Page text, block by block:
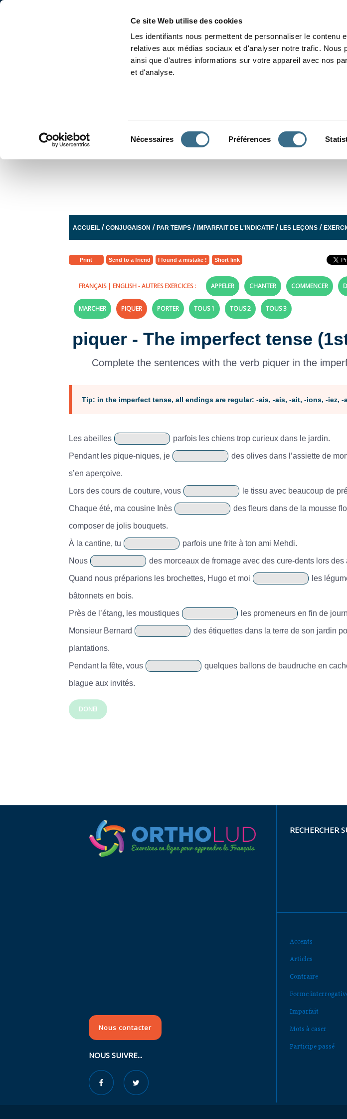
Ce site Web utilise des cookies
Les identifiants nous permettent de personnaliser le contenu
relatives aux médias sociaux et d'analyser notre trafic. Nous
ainsi que d'autres informations sur votre appareil avec nos
et d'analyse.
Nécessaires Préférences
ACCUEIL /CONJUGAISON /PAR TEMPS / IMPARFAIT DE L'INDICATIF /LES LEÇONS /
Print Send to a friend I found a mistake ! Short link
FRANÇAIS| ENGLISH- AUTRES EXERCICES : APPELER CHANTER COMMENCER
MARCHER PIQUER PORTER TOUS 1 TOUS 2 TOUS 3
piquer - The imperfect tense
Complete the sentences with the verb piquer in the
Tip: in the imperfect tense, all endings are regular: -ais, -ais, -ait, -ions, -iez, -
Les abeilles parfois les chiens trop curieux dans le jardin.
Pendant les pique-niques, je des olives dans l’assiette de
s’en aperçoive.
Lors des cours de couture, vous le tissu avec beaucoup de
Chaque été, ma cousine Inès des fleurs dans de la mousse
composer de jolis bouquets.
À la cantine, tu parfois une frite à ton ami Mehdi.
Nous des morceaux de fromage avec des cure-dents lors des
Quand nous préparions les brochettes, Hugo et moi les
bâtonnets en bois.
Près de l’étang, les moustiques les promeneurs en fin de
Monsieur Bernard des étiquettes dans la terre de son jardin
plantations.
Pendant la fête, vous quelques ballons de baudruche en
blague aux invités.
DONE!
Nous contacter
NOUS SUIVRE...
RECHERCHER
Accents
Articles
Contraire
Forme
Imparfait
Mots à caser
Participe passé